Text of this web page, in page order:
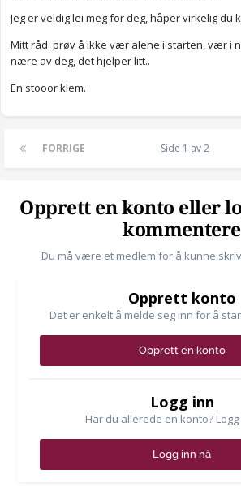
Jeg er veldig lei meg for deg, håper virkelig du
Mitt råd: prøv å ikke vær alene i starten, vær i
nære av deg, det hjelper litt..
En stooor klem.
FORRIGE Side 1 av 2
Opprett en konto eller
kommentere
Du må være et medlem for å kunne
Opprett konto
Det er enkelt å melde seg inn for å
Opprett en konto
Logg inn
Har du allerede en konto?
Logg inn nå